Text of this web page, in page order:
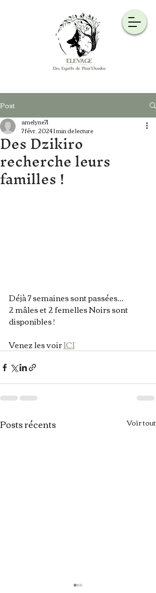
Post
Des Dzikiro
recherche leurs
familles !
amelyne71
7 févr. 20241 min de lecture
Déjà 7 semaines sont passées...
2 mâles et 2 femelles Noirs sont
disponibles !
Venez les voir ICI
Posts récents Voir tout